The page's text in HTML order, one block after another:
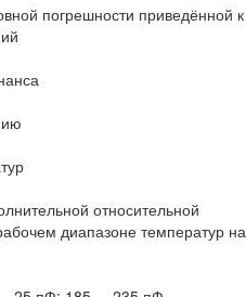
погрешности приведённой к
относительной
диапазоне температур на